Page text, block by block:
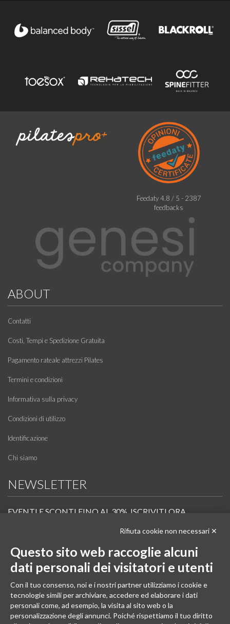
Feedaty4.8 / 5 - 2387
feedbacks
ABOUT
Contatti
Costi, Tempi e Spedizione Gratuita
Pagamento rateale attrezzi Pilates
Termini e condizioni
Informativa sulla privacy
Condizioni di utilizzo
Identificazione
Chi siamo
NEWSLETTER
EVENTI E SCONTI FINO AL 30%. ISCRIVITI ORA.
Scopri in anteprima i nuovi prodotti, le promozioni riservate ai professionisti e resta
Iscrivi alla Newsletter
SEGUICI
Rifiuta cookie non necessari ✕
Questo sito web raccoglie alcuni
dati personali dei visitatori e utenti
Con il tuo consenso, noi e i nostri partner utilizziamo i cookie e
tecnologie simili per archiviare, accedere ed elaborare i dati
personali come, ad esempio, la visita al sito web o la
personalizzazione degli annunci. Poiché rispettiamo il tuo diritto